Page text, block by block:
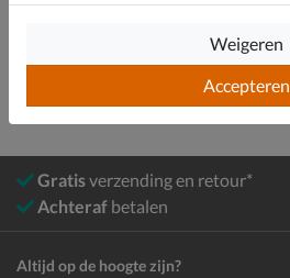
Sneakers
Gratisverzending en retour*
Achteraf betalen
Altijd op de hoogte zijn?
Accepteren
Weigeren